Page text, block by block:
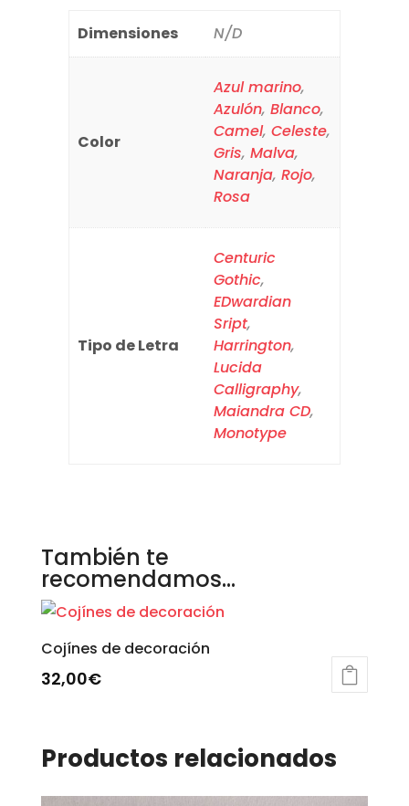
Dimensiones N/D
Color
Azul marino,
Azulón,Blanco,
Camel,Celeste,
Gris,Malva,
Naranja,Rojo,
Rosa
Tipo de Letra
Centuric
Gothic,
EDwardian
Sript,
Harrington,
Lucida
Calligraphy,
Maiandra CD,
Monotype
También te
recomendamos…
Cojínes de decoración
32,00€
tiene
Productos relacionados